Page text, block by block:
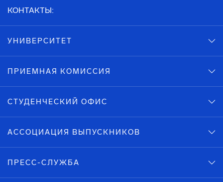
КОНТАКТЫ:
УНИВЕРСИТЕТ
ПРИЕМНАЯ КОМИССИЯ
СТУДЕНЧЕСКИЙ ОФИС
АССОЦИАЦИЯ ВЫПУСКНИКОВ
ПРЕСС-СЛУЖБА